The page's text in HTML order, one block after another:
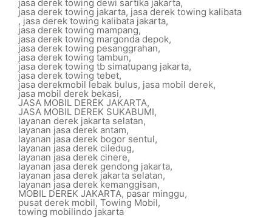
jasa derek towing dewi sartika jakarta,
jasa derek towing jakarta, jasa derek towing kalibata
, jasa derek towing kalibata jakarta,
jasa derek towing mampang,
jasa derek towing margonda depok,
jasa derek towing pesanggrahan,
jasa derek towing tambun,
jasa derek towing tb simatupang jakarta,
jasa derek towing tebet,
jasa derekmobil lebak bulus, jasa mobil derek,
jasa mobil derek bekasi,
JASA MOBIL DEREK JAKARTA,
JASA MOBIL DEREK SUKABUMI,
layanan derek jakarta selatan,
layanan jasa derek antam,
layanan jasa derek bogor sentul,
layanan jasa derek ciledug,
layanan jasa derek cinere,
layanan jasa derek gendong jakarta,
layanan jasa derek jakarta selatan,
layanan jasa derek kemanggisan,
MOBIL DEREK JAKARTA, pasar minggu,
pusat derek mobil, Towing Mobil,
towing mobilindo jakarta